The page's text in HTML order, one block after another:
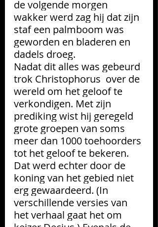
de volgende morgen
wakker werd zag hij dat zijn
staf een palmboom was
geworden en bladeren en
dadels droeg.
Nadat dit alles was gebeurd
trok Christophorus  over de
wereld om het geloof te
verkondigen. Met zijn
prediking wist hij geregeld
grote groepen van soms
meer dan 1000 toehoorders
tot het geloof te bekeren.
Dat werd echter door de
koning van het gebied niet
erg gewaardeerd. (In
verschillende versies van
het verhaal gaat het om